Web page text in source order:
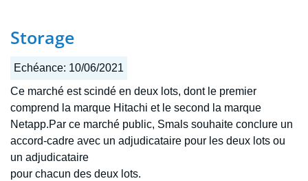
Storage
Echéance: 10/06/2021
Ce marché est scindé en deux lots, dont le premier
comprend la marque Hitachi et le second la marque
Netapp.Par ce marché public, Smals souhaite conclure un
accord-cadre avec un adjudicataire pour les deux lots ou
un adjudicataire
pour chacun des deux lots.